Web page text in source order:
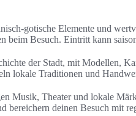
gotische Elemente und
beim Besuch. Eintritt kann
der Stadt, mit Modellen,
lokale Traditionen und
Musik, Theater und lokale
bereichern deinen Besuch mit